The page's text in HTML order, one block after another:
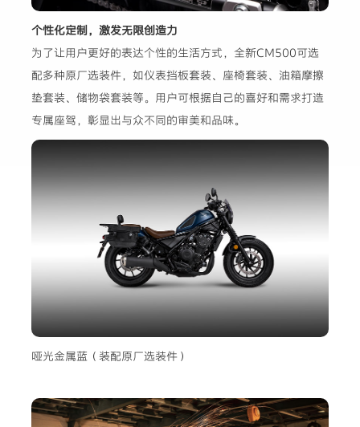
个性化定制，激发无限创造力
为了让用户更好的表达个性的生活方式，全新CM500可选
配多种原厂选装件，如仪表挡板套装、座椅套装、油箱摩擦
垫套装、储物袋套装等。用户可根据自己的喜好和需求打造
专属座驾，彰显出与众不同的审美和品味。
哑光金属蓝（装配原厂选装件）